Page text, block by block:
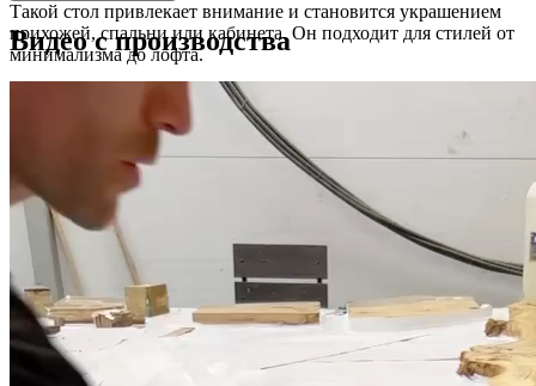
Такой стол привлекает внимание и становится украшением
прихожей, спальни или кабинета. Он подходит для стилей от
минимализма до лофта.
Видео с производства